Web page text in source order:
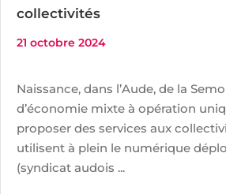
collectivités
21 octobre 2024
Naissance, dans l’Aude, de la
d’économie mixte à opération
proposer des services aux
utilisent à plein le numérique
(syndicat audois ...